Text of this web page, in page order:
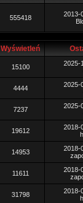
555418
2013-
Wyświetleń
15100
2025-
4444
2025-
7237
2025-
19612
2018-
14953
2018-
11611
2018-
31798
2018-